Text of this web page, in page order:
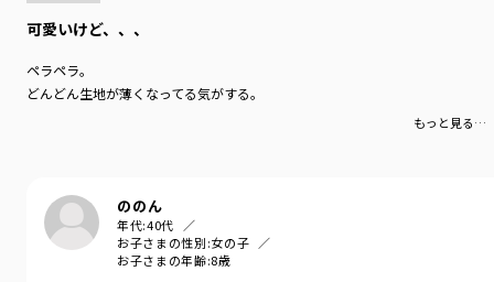
可愛いけど、、、
ペラペラ。
どんどん生地が薄くなってる気がする。
もっと見る…
ののん
年代:40代
お子さまの性別:女の子
お子さまの年齢:8歳